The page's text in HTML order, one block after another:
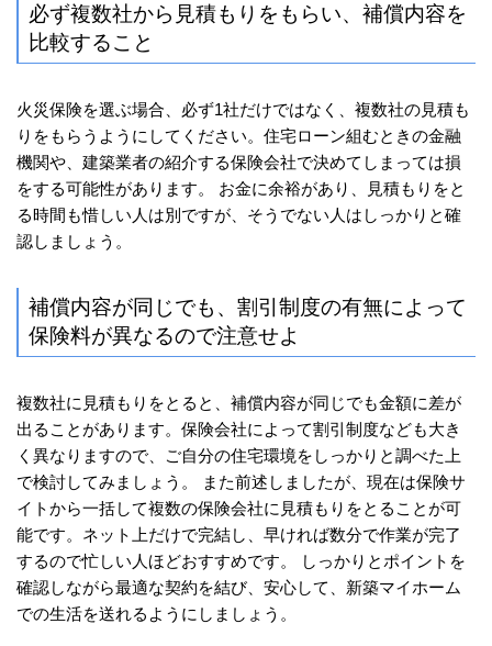
必ず複数社から見積もりをもらい、補償内容を
比較すること
火災保険を選ぶ場合、必ず1社だけではなく、複数社の見積も
りをもらうようにしてください。住宅ローン組むときの金融
機関や、建築業者の紹介する保険会社で決めてしまっては損
をする可能性があります。 お金に余裕があり、見積もりをと
る時間も惜しい人は別ですが、そうでない人はしっかりと確
認しましょう。
補償内容が同じでも、割引制度の有無によって
保険料が異なるので注意せよ
複数社に見積もりをとると、補償内容が同じでも金額に差が
出ることがあります。保険会社によって割引制度なども大き
く異なりますので、ご自分の住宅環境をしっかりと調べた上
で検討してみましょう。 また前述しましたが、現在は保険サ
イトから一括して複数の保険会社に見積もりをとることが可
能です。ネット上だけで完結し、早ければ数分で作業が完了
するので忙しい人ほどおすすめです。 しっかりとポイントを
確認しながら最適な契約を結び、安心して、新築マイホーム
での生活を送れるようにしましょう。